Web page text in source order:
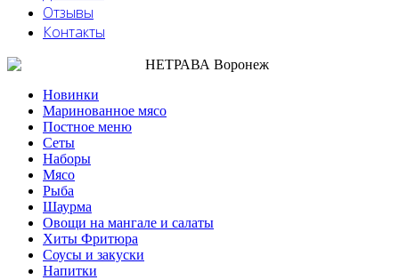
Отзывы
Контакты
Новинки
Маринованное мясо
Постное меню
Сеты
Наборы
Мясо
Рыба
Шаурма
Овощи на мангале и салаты
Хиты Фритюра
Соусы и закуски
Напитки